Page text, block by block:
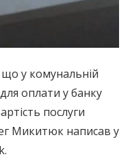
у комунальній
оплати у банку
послуги
Микитюк написав у